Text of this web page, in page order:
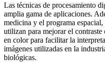
Las técnicas de procesamiento
amplia gama de aplicaciones.
medicina y el programa
utilizan para mejorar el
en color para facilitar la
imágenes utilizadas en la
biológicas.